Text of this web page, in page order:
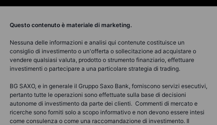
Questo contenuto è materiale di marketing.
Nessuna delle informazioni e analisi qui contenute costituisce un
consiglio di investimento o un'offerta o sollecitazione ad acquistare o
vendere qualsiasi valuta, prodotto o strumento finanziario, effettuare
investimenti o partecipare a una particolare strategia di trading.
BG SAXO, e in generale il Gruppo Saxo Bank, forniscono servizi esecutivi,
pertanto tutte le operazioni sono effettuate sulla base di decisioni
autonome di investimento da parte dei clienti. Commenti di mercato e
ricerche sono forniti solo a scopo informativo e non devono essere intesi
come consulenza o come una raccomandazione di investimento. Il